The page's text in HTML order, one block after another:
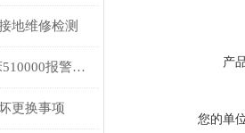
地维修检测
西门子840D数控机床510000报警611D未准备好排查
更换事项
产
您的单